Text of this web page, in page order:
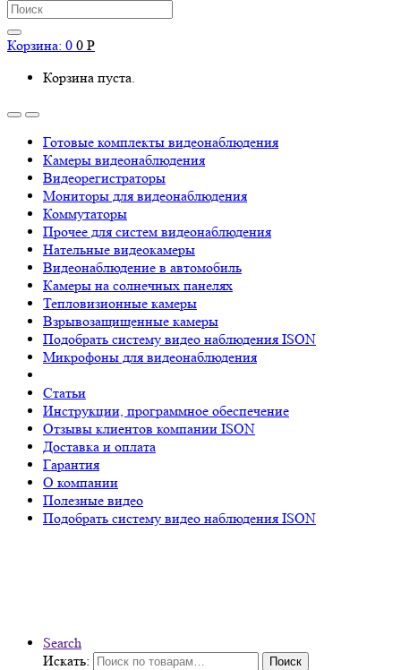
Корзина: 0 0 Р
Корзина пуста.
Готовые комплекты видеонаблюдения
Камеры видеонаблюдения
Видеорегистраторы
Мониторы для видеонаблюдения
Коммутаторы
Прочее для систем видеонаблюдения
Нательные видеокамеры
Видеонаблюдение в автомобиль
Камеры на солнечных панелях
Тепловизионные камеры
Взрывозащищенные камеры
Подобрать систему видео наблюдения ISON
Микрофоны для видеонаблюдения
Статьи
Инструкции, программное обеспечение
Отзывы клиентов компании ISON
Доставка и оплата
Гарантия
О компании
Полезные видео
Подобрать систему видео наблюдения ISON
Search
Искать:
Поиск